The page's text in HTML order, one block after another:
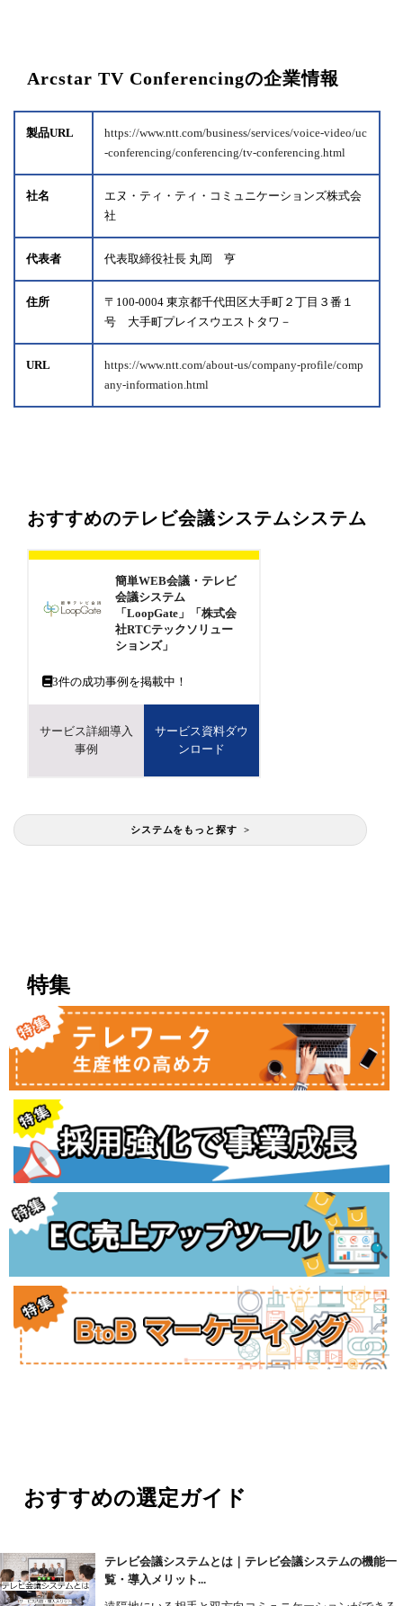
Arcstar TV Conferencingの企業情報
製品URL
https://www.ntt.com/business/services/voice-video/uc
-conferencing/conferencing/tv-conferencing.html
社名
エヌ・ティ・ティ・コミュニケーションズ株式会
社
代表者 代表取締役社長 丸岡 亨
住所
〒100-0004 東京都千代田区大手町２丁目３番１
号 大手町プレイスウエストタワ－
URL
https://www.ntt.com/about-us/company-profile/comp
any-information.html
おすすめのテレビ会議システムシステム
簡単WEB会議・テレビ
会議システム
「LoopGate」「株式会
社RTCテックソリュー
ションズ」
3件の成功事例を掲載中！
サービス詳細導入
事例
サービス資料ダウ
ンロード
システムをもっと探す >
特集
おすすめの選定ガイド
テレビ会議システムとは｜テレビ会議システムの機能一
覧・導入メリット...